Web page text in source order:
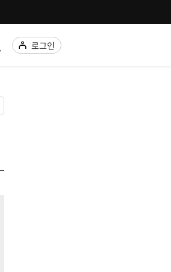
로그인